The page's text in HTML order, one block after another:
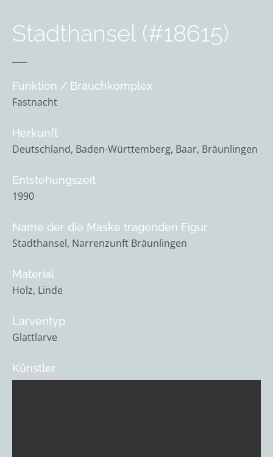
Stadthansel (#18615)
Funktion / Brauchkomplex
Fastnacht
Herkunft
Deutschland, Baden-Württemberg, Baar, Bräunlingen
Entstehungszeit
1990
Name der die Maske tragenden Figur
Stadthansel, Narrenzunft Bräunlingen
Material
Holz, Linde
Larventyp
Glattlarve
Künstler